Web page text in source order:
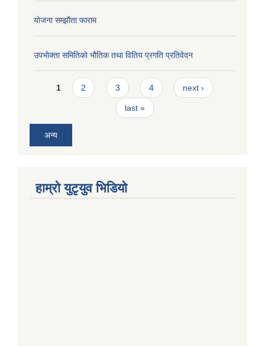
याेजना सम्झौता फाराम
उपभाेक्ता समितिकाे भाैतिक तथा वितिय प्रगति प्रतिवेदन
Pages
1 2 3 4 next ›
last »
अन्य
हाम्राे युटृयुव भिडियाे